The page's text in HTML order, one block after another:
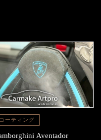
コーティング
Aventador